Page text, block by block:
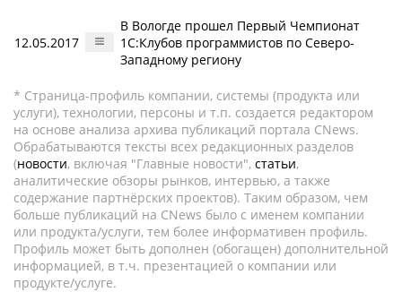
12.05.2017
В Вологде прошел Первый Чемпионат
1С:Клубов программистов по Северо-
Западному региону
* Страница-профиль компании, системы (продукта или
услуги), технологии, персоны и т.п. создается редактором
на основе анализа архива публикаций портала CNews.
Обрабатываются тексты всех редакционных разделов
(новости, включая "Главные новости", статьи,
аналитические обзоры рынков, интервью, а также
содержание партнёрских проектов). Таким образом, чем
больше публикаций на CNews было с именем компании
или продукта/услуги, тем более информативен профиль.
Профиль может быть дополнен (обогащен) дополнительной
информацией, в т.ч. презентацией о компании или
продукте/услуге.